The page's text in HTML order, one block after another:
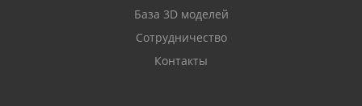
База 3D моделей
Сотрудничество
Контакты